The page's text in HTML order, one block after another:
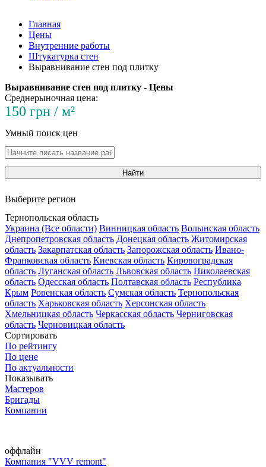
Главная
Цены
Внутренние работы
Штукатурка стен
Выравнивание стен под плитку
Выравнивание стен под плитку - Цены
Среднерыночная цена:
150 грн / м²
Умный поиск цен
Найти
Выберите регион
Тернопольская область
Украина (Все области) Винницкая область Волынская область
Днепропетровская область Донецкая область Житомирская
область Закарпатская область Запорожская область Ивано-
Франковская область Киевская область Кировоградская
область Луганская область Львовская область Николаевская
область Одесская область Полтавская область Республика
Крым Ровенская область Сумская область Тернопольская
область Харьковская область Херсонская область
Хмельницкая область Черкасская область Черниговская
область Черновицкая область
Сортировать
По рейтингу
По цене
По актуальности
Показывать
Мастеров
Бригады
Компании
оффлайн
Компания "VVV remont"